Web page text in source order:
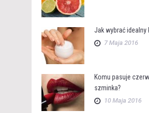
Jak wybrać idealny
7 Maja 2016
Komu pasuje
szminka?
10 Maja 2016